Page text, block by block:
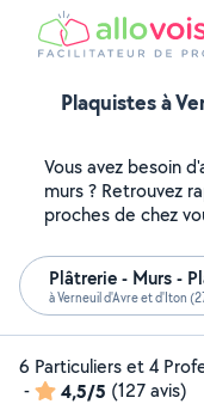
Plaquistes à
Vous avez besoin
murs ? Retrouvez
proches de chez
Plâtrerie - Murs -
à Verneuil d'Avre et d'Iton
6 Particuliers et 4
-
4,5/5 (127 avis)